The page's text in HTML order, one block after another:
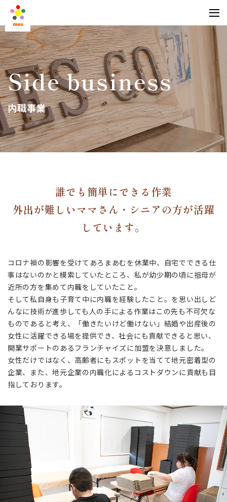
Side business
内職事業
誰でも簡単にできる作業
外出が難しいママさん・シニアの方が活躍
しています。
コロナ禍の影響を受けてあろまあむを休業中、自宅でできる仕
事はないのかと模索していたところ、私が幼少期の頃に祖母が
近所の方を集めて内職をしていたこと。
そして私自身も子育て中に内職を経験したこと。を思い出しど
んなに技術が進歩しても人の手による作業はこの先も不可欠な
ものであると考え、「働きたいけど働けない」結婚や出産後の
女性に活躍できる場を提供でき、社会にも貢献できると思い、
開業サポートのあるフランチャイズに加盟を決意しました。
​​​​​​​女性だけではなく、高齢者にもスポットを当てて地元密着型の
企業、また、地元企業の内職化によるコストダウンに貢献も目
指しております。